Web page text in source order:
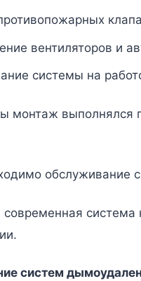
вентиляторов и
системы на
монтаж выполнялся
обслуживание
система
систем